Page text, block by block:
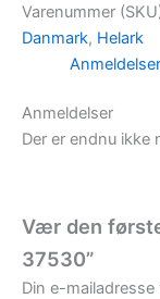
Varenummer
Danmark, Helark
Anmeldelser
Der er endnu ikke
Vær den
37530”
Din e-